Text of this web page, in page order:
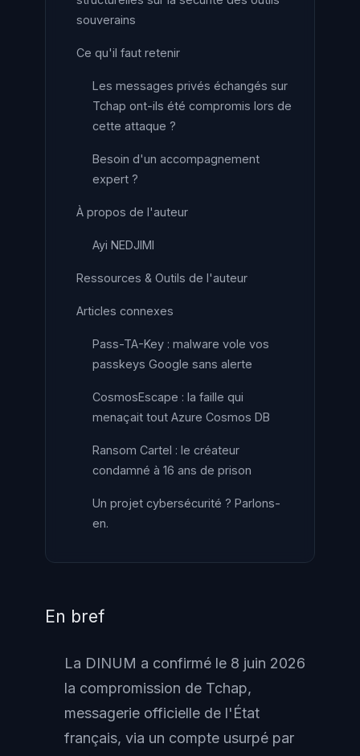
souverains
Ce qu'il faut retenir
Les messages privés échangés sur
Tchap ont-ils été compromis lors de
cette attaque ?
Besoin d'un accompagnement
expert ?
À propos de l'auteur
Ayi NEDJIMI
Ressources & Outils de l'auteur
Articles connexes
Pass-TA-Key : malware vole vos
passkeys Google sans alerte
CosmosEscape : la faille qui
menaçait tout Azure Cosmos DB
Ransom Cartel : le créateur
condamné à 16 ans de prison
Un projet cybersécurité ? Parlons-
en.
En bref
La DINUM a confirmé le 8 juin 2026
la compromission de Tchap,
messagerie officielle de l'État
français, via un compte usurpé par